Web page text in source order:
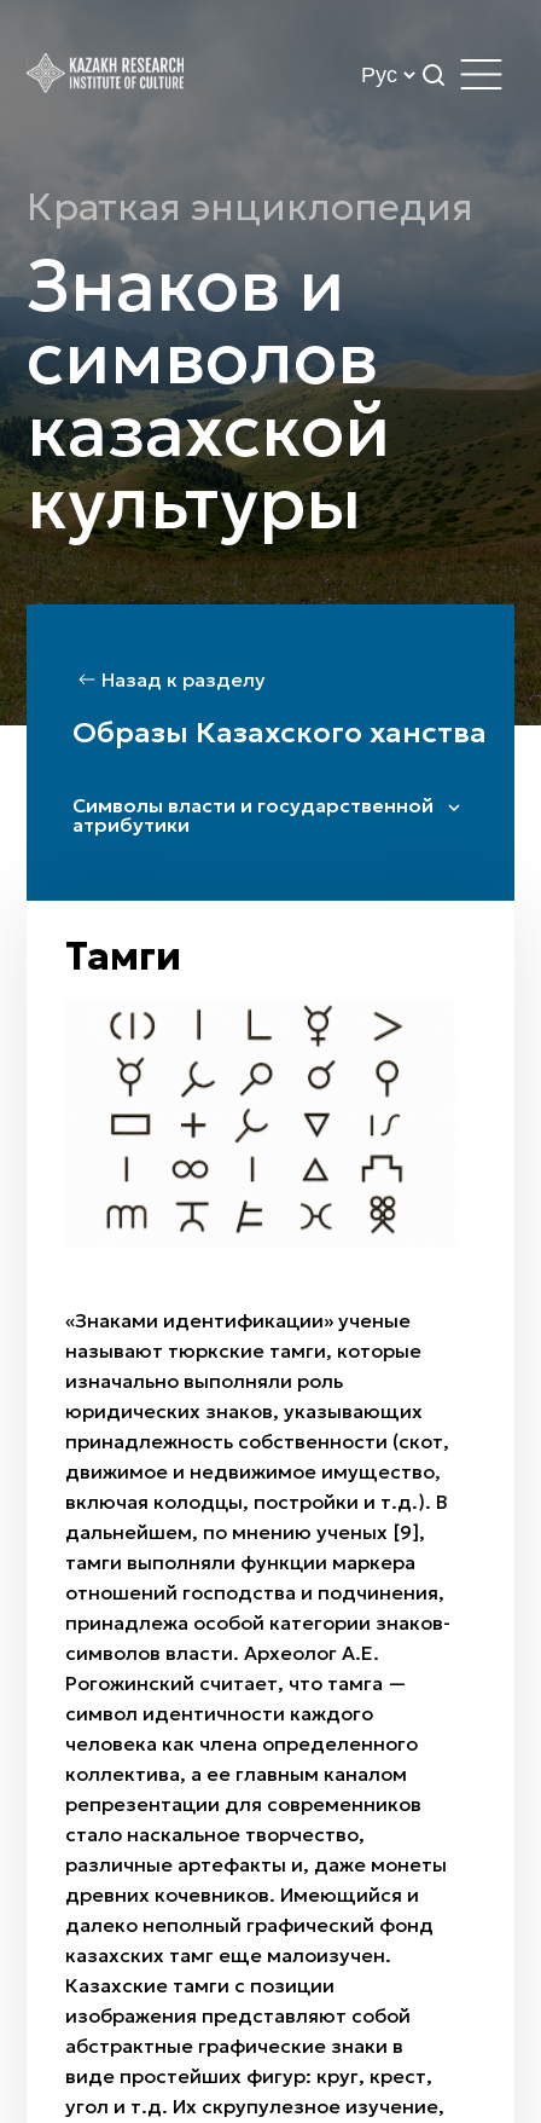
Краткая энциклопедия
Знаков и
символов
казахской
культуры
Назад к разделу
Образы Казахского ханства
Символы власти и государственной
атрибутики
Уран
Алтын тақ (трон)
Тәжі (корона)
Знаменные комплексы (бунчук, ту)
Перстень-печать
Оружие
Тамги
«Знаками идентификации» ученые
называют тюркские тамги, которые
изначально выполняли роль
юридических знаков, указывающих
принадлежность собственности (скот,
движимое и недвижимое имущество,
включая колодцы, постройки и т.д.). В
дальнейшем, по мнению ученых [9],
тамги выполняли функции маркера
отношений господства и подчинения,
принадлежа особой категории знаков-
символов власти. Археолог А.Е.
Рогожинский считает, что тамга —
символ идентичности каждого
человека как члена определенного
коллектива, а ее главным каналом
репрезентации для современников
стало наскальное творчество,
различные артефакты и, даже монеты
древних кочевников. Имеющийся и
далеко неполный графический фонд
казахских тамг еще малоизучен.
Казахские тамги с позиции
изображения представляют собой
абстрактные графические знаки в
виде простейших фигур: круг, крест,
угол и т.д. Их скрупулезное изучение,